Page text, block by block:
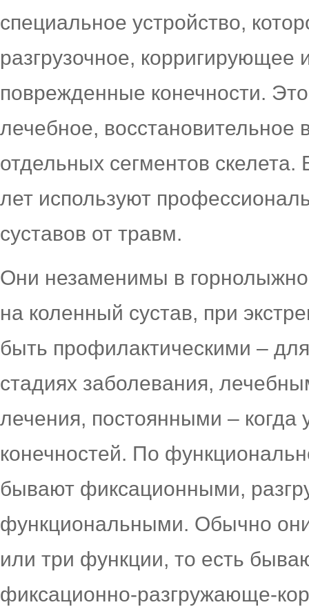
специальное устройство,
разгрузочное,
поврежденные конечности.
лечебное,
отдельных сегментов
лет используют
суставов от травм.
Они незаменимы в
на коленный сустав, при
быть профилактическими –
стадиях заболевания,
лечения, постоянными –
конечностей. По
бывают фиксационными,
функциональными. Обычно
или три функции, то есть
фиксационно-разгружающе-